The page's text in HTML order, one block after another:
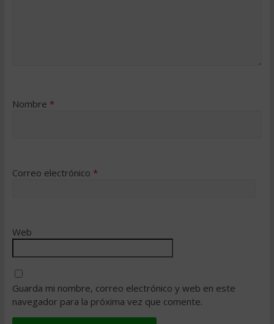
Nombre *
Correo electrónico *
Web
Guarda mi nombre, correo electrónico y web en este
navegador para la próxima vez que comente.